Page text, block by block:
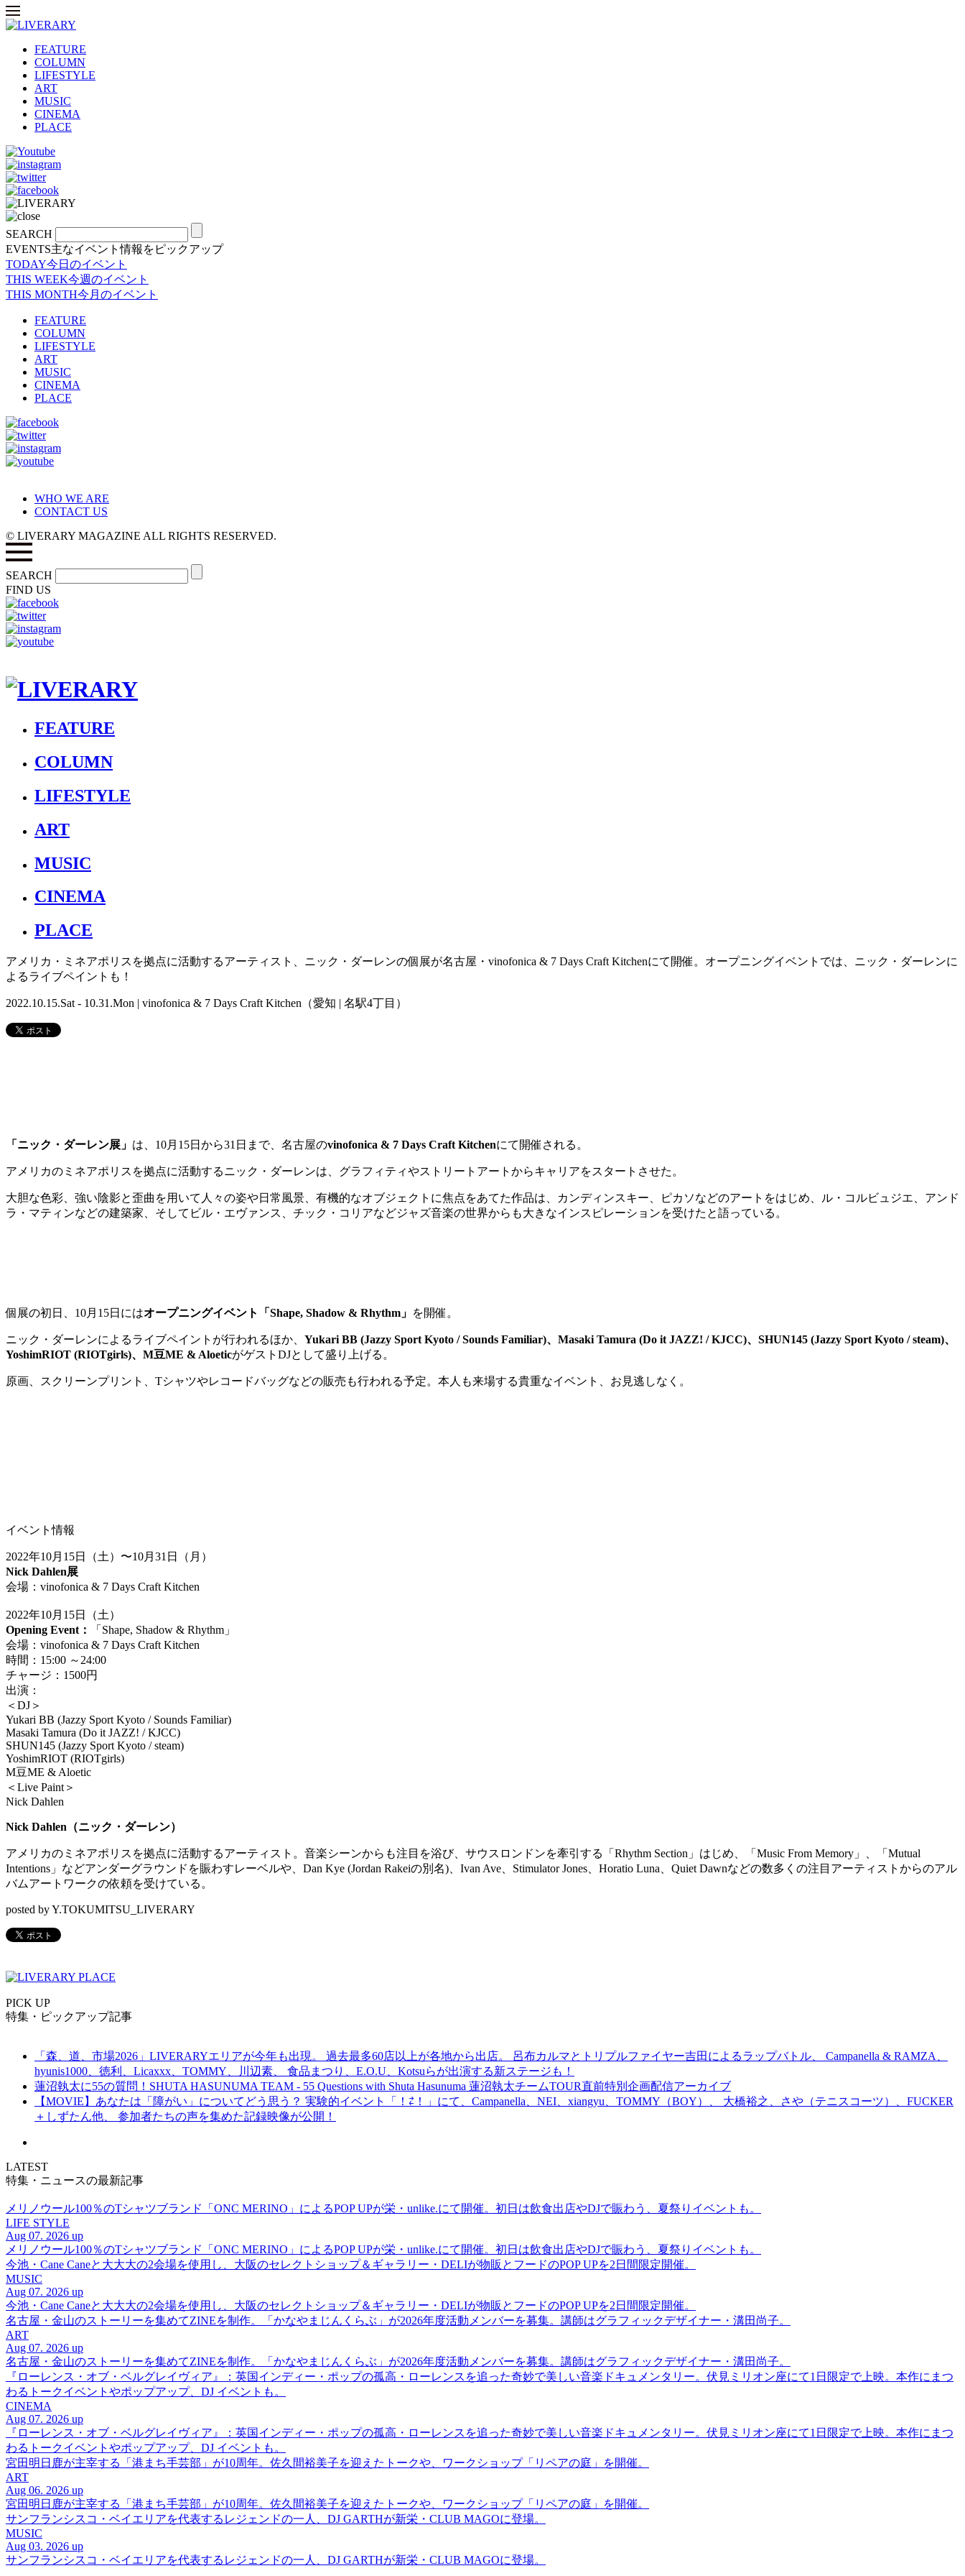
FEATURE
COLUMN
LIFESTYLE
ART
MUSIC
CINEMA
PLACE
SEARCH
EVENTS主なイベント情報をピックアップ
TODAY今日のイベント
THIS WEEK今週のイベント
THIS MONTH今月のイベント
FEATURE
COLUMN
LIFESTYLE
ART
MUSIC
CINEMA
PLACE
WHO WE ARE
CONTACT US
© LIVERARY MAGAZINE ALL RIGHTS RESERVED.
SEARCH
FIND US
FEATURE
COLUMN
LIFESTYLE
ART
MUSIC
CINEMA
PLACE
アメリカ・ミネアポリスを拠点に活動するアーティスト、ニック・ダーレンの個展が名古屋・vinofonica & 7 Days Craft Kitchenにて開催。オープニングイベントでは、ニック・ダーレンに
よるライブペイントも！
2022.10.15.Sat - 10.31.Mon | vinofonica & 7 Days Craft Kitchen（愛知 | 名駅4丁目）
「ニック・ダーレン展」 は、10月15日から31日まで、名古屋のvinofonica & 7 Days Craft Kitchenにて開催される。
アメリカのミネアポリスを拠点に活動するニック・ダーレンは、グラフィティやストリートアートからキャリアをスタートさせた。
大胆な色彩、強い陰影と歪曲を用いて人々の姿や日常風景、 有機的なオブジェクトに焦点をあてた作品は、カンディンスキー、ピカソなどのアートをはじめ、ル・ コルビュジエ、アンド
ラ・マティンなどの建築家、そしてビル・ エヴァンス、チック・ コリアなどジャズ音楽の世界からも大きなインスピレーションを受けたと語っている。
個展の初日、10月15日にはオープニングイベント「Shape, Shadow & Rhythm」 を開催。
ニック・ダーレンによるライブペイントが行われるほか、 Yukari BB (Jazzy Sport Kyoto / Sounds Familiar)、Masaki Tamura (Do it JAZZ! / KJCC)、SHUN145 (Jazzy Sport Kyoto / steam)、
YoshimRIOT (RIOTgirls)、M豆ME & AloeticがゲストDJとして盛り上げる。
原画、スクリーンプリント、Tシャツやレコードバッグなどの販売も行われる予定。本人も来場する貴重なイベント、お見逃しなく。
イベント情報
2022年10月15日（土）〜10月31日（月）
Nick Dahlen展
会場：vinofonica & 7 Days Craft Kitchen
2022年10月15日（土）
Opening Event：
「Shape, Shadow & Rhythm」
会場：vinofonica & 7 Days Craft Kitchen
時間：15:00 ～24:00
チャージ：1500円
出演：
＜DJ＞
Yukari BB (Jazzy Sport Kyoto / Sounds Familiar)
Masaki Tamura (Do it JAZZ! / KJCC)
SHUN145 (Jazzy Sport Kyoto / steam)
YoshimRIOT (RIOTgirls)
M豆ME & Aloetic
＜Live Paint＞
Nick Dahlen
Nick Dahlen（ニック・ダーレン）
アメリカのミネアポリスを拠点に活動するアーティスト。音楽シーンからも注目を浴び、 サウスロンドンを牽引する「Rhythm Section」はじめ、「Music From Memory」、「Mutual
Intentions」などアンダーグラウンドを賑わすレーベルや 、Dan Kye (Jordan Rakeiの別名)、Ivan Ave、Stimulator Jones、Horatio Luna、Quiet Dawnなどの数多くの注目アーティストからのアル
バムアートワークの依頼を受けている。
posted by Y.TOKUMITSU_LIVERARY
PICK UP
特集・ピックアップ記事
「森、道、市場2026」LIVERARYエリアが今年も出現。 過去最多60店以上が各地から出店。 呂布カルマとトリプルファイヤー吉田によるラップバトル、 Campanella & RAMZA、
hyunis1000、徳利、Licaxxx、TOMMY、川辺素、 食品まつり、E.O.U、Kotsuらが出演する新ステージも！
蓮沼執太に55の質問！SHUTA HASUNUMA TEAM - 55 Questions with Shuta Hasunuma 蓮沼執太チームTOUR直前特別企画配信アーカイブ
【MOVIE】あなたは「障がい」についてどう思う？ 実験的イベント「！⇄！」にて、Campanella、NEI、xiangyu、TOMMY（BOY）、 大橋裕之、さや（テニスコーツ）、FUCKER
＋しずたん他、 参加者たちの声を集めた記録映像が公開！
LATEST
特集・ニュースの最新記事
メリノウール100％のTシャツブランド「ONC MERINO」によるPOP UPが栄・unlike.にて開催。初日は飲食出店やDJで賑わう、夏祭りイベントも。
LIFE STYLE
Aug 07. 2026 up
メリノウール100％のTシャツブランド「ONC MERINO」によるPOP UPが栄・unlike.にて開催。初日は飲食出店やDJで賑わう、夏祭りイベントも。
今池・Cane Caneと大大大の2会場を使用し、大阪のセレクトショップ＆ギャラリー・DELIが物販とフードのPOP UPを2日間限定開催。
MUSIC
Aug 07. 2026 up
今池・Cane Caneと大大大の2会場を使用し、大阪のセレクトショップ＆ギャラリー・DELIが物販とフードのPOP UPを2日間限定開催。
名古屋・金山のストーリーを集めてZINEを制作。「かなやまじんくらぶ」が2026年度活動メンバーを募集。講師はグラフィックデザイナー・溝田尚子。
ART
Aug 07. 2026 up
名古屋・金山のストーリーを集めてZINEを制作。「かなやまじんくらぶ」が2026年度活動メンバーを募集。講師はグラフィックデザイナー・溝田尚子。
『ローレンス・オブ・ベルグレイヴィア』：英国インディー・ポップの孤高・ローレンスを追った奇妙で美しい音楽ドキュメンタリー。伏見ミリオン座にて1日限定で上映。本作にまつ
わるトークイベントやポップアップ、DJ イベントも。
CINEMA
Aug 07. 2026 up
『ローレンス・オブ・ベルグレイヴィア』：英国インディー・ポップの孤高・ローレンスを追った奇妙で美しい音楽ドキュメンタリー。伏見ミリオン座にて1日限定で上映。本作にまつ
わるトークイベントやポップアップ、DJ イベントも。
宮田明日鹿が主宰する「港まち手芸部」が10周年。佐久間裕美子を迎えたトークや、ワークショップ「リペアの庭」を開催。
ART
Aug 06. 2026 up
宮田明日鹿が主宰する「港まち手芸部」が10周年。佐久間裕美子を迎えたトークや、ワークショップ「リペアの庭」を開催。
サンフランシスコ・ベイエリアを代表するレジェンドの一人、DJ GARTHが新栄・CLUB MAGOに登場。
MUSIC
Aug 03. 2026 up
サンフランシスコ・ベイエリアを代表するレジェンドの一人、DJ GARTHが新栄・CLUB MAGOに登場。